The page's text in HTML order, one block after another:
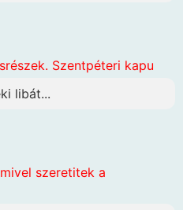
Szentpéteri kapu
libát...
szeretitek a